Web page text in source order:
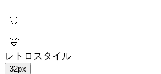
レトロスタイル
32px